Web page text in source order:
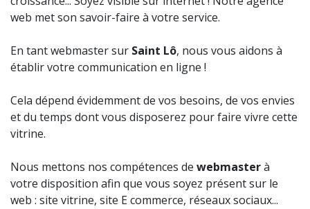
web met son savoir-faire à votre service.
En tant webmaster sur Saint Lô, nous vous aidons à
établir votre communication en ligne !
Cela dépend évidemment de vos besoins, de vos envies
et du temps dont vous disposerez pour faire vivre cette
vitrine.
Nous mettons nos compétences de webmasterà
votre disposition afin que vous soyez présent sur le
web : site vitrine, site E commerce, réseaux sociaux...